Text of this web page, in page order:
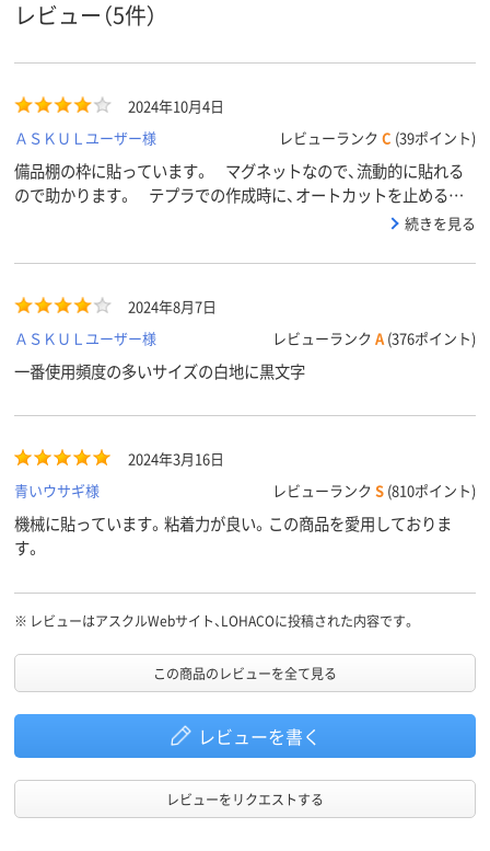
さ
1.5m
レビュー（5件）
2024年10月4日
ＡＳＫＵＬユーザー様
レビューランク C (39ポイント)
備品棚の枠に貼っています。 マグネットなので、流動的に貼れる
ので助かります。 テプラでの作成時に、オートカットを止めるの
続きを見る
2024年8月7日
ＡＳＫＵＬユーザー様
レビューランク A (376ポイント)
一番使用頻度の多いサイズの白地に黒文字
2024年3月16日
青いウサギ様
レビューランク S (810ポイント)
機械に貼っています。粘着力が良い。この商品を愛用しておりま
す。
※ レビューはアスクルWebサイト、LOHACOに投稿された内容です。
この商品のレビューを全て見る
レビューを書く
レビューをリクエストする